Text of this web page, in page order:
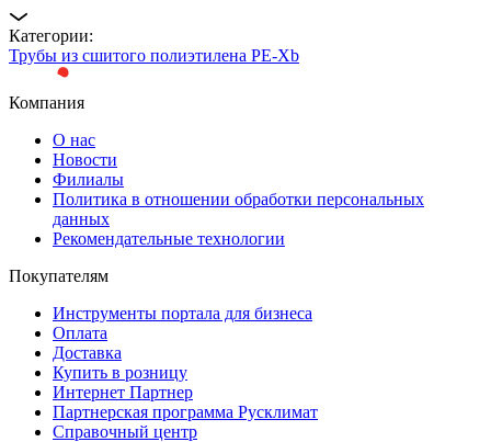
Категории:
Трубы из сшитого полиэтилена PE-Xb
Компания
О нас
Новости
Филиалы
Политика в отношении обработки персональных
данных
Рекомендательные технологии
Покупателям
Инструменты портала для бизнеса
Оплата
Доставка
Купить в розницу
Интернет Партнер
Партнерская программа Русклимат
Справочный центр